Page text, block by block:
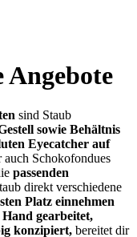
Angebote
sind Staub
sowie Behältnis
Eyecatcher auf
Schokofondues
passenden
direkt verschiedene
Platz einnehmen
gearbeitet,
konzipiert, bereitet dir